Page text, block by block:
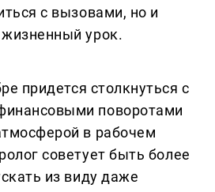
с вызовами, но и
урок.
придется столкнуться с
поворотами
в рабочем
советует быть более
из виду даже